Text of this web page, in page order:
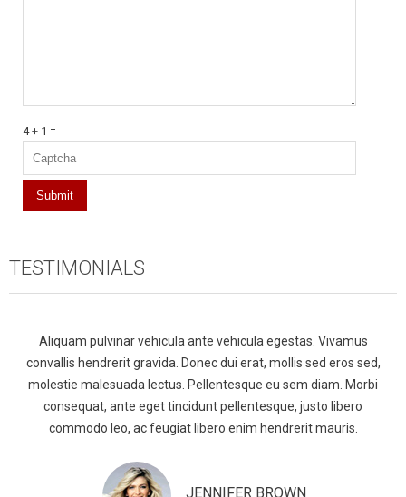
4 + 1 =
TESTIMONIALS
Aliquam pulvinar vehicula ante vehicula egestas. Vivamus
convallis hendrerit gravida. Donec dui erat, mollis sed eros sed,
molestie malesuada lectus. Pellentesque eu sem diam. Morbi
consequat, ante eget tincidunt pellentesque, justo libero
commodo leo, ac feugiat libero enim hendrerit mauris.
JENNIFER BROWN